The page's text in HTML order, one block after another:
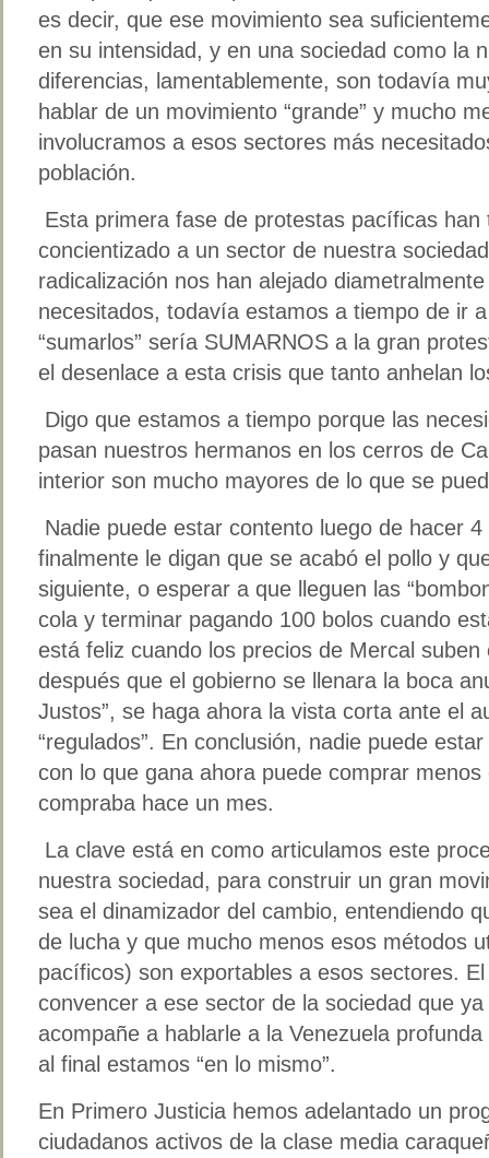
es decir, que ese movimiento sea
en su intensidad, y en una sociedad como la
diferencias, lamentablemente, son todavía
hablar de un movimiento “grande” y mucho
involucramos a esos sectores más
población.
Esta primera fase de protestas pacíficas han
concientizado a un sector de nuestra
radicalización nos han alejado
necesitados, todavía estamos a tiempo de ir
“sumarlos” sería SUMARNOS a la gran
el desenlace a esta crisis que tanto anhelan
Digo que estamos a tiempo porque las
pasan nuestros hermanos en los cerros de
interior son mucho mayores de lo que se
Nadie puede estar contento luego de hacer
finalmente le digan que se acabó el pollo y
siguiente, o esperar a que lleguen las
cola y terminar pagando 100 bolos cuando
está feliz cuando los precios de Mercal
después que el gobierno se llenara la boca
Justos”, se haga ahora la vista corta ante el
“regulados”. En conclusión, nadie puede
con lo que gana ahora puede comprar
compraba hace un mes.
La clave está en como articulamos este
nuestra sociedad, para construir un gran
sea el dinamizador del cambio, entendiendo
de lucha y que mucho menos esos métodos
pacíficos) son exportables a esos sectores.
convencer a ese sector de la sociedad que ya
acompañe a hablarle a la Venezuela
al final estamos “en lo mismo”.
En Primero Justicia hemos adelantado un
ciudadanos activos de la clase media